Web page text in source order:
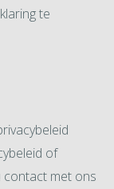
te
of
contact met ons